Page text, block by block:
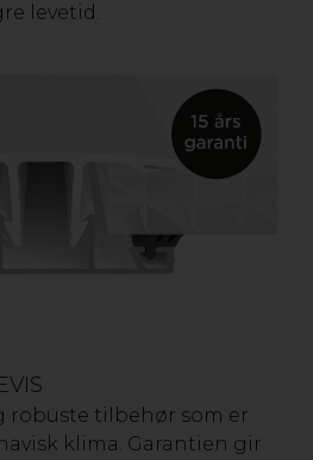
levetid.
robuste tilbehør som er
klima. Garantien gir